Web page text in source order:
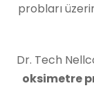
probları
Dr. Tech
oksimetre